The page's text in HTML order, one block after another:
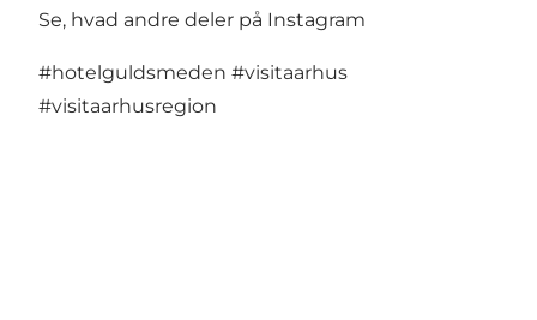
Se, hvad andre deler på Instagram
#hotelguldsmeden #visitaarhus
#visitaarhusregion